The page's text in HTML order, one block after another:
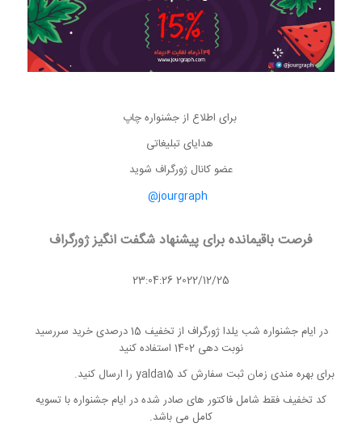
برای اطلاع از جشنواره چاپ
هدایای تبلیغاتی
عضو کانال ژورگراف شوید
jourgraph@
فرصت باقیمانده برای پیشنهاد شگفت انگیز ژورگراف
2022/12/25 23:04:26
در ایام جشنواره شب یلدا ژورگراف از تخفیف 15 درصدی خرید سررسید
نوبت دهی 1402 استفاده کنید
برای بهره مندی زمان ثبت سفارش کد yalda15 را ارسال کنید.
کد تخفیف فقط شامل فاکتور های صادر شده در ایام جشنواره با تسویه
کامل می باشد.